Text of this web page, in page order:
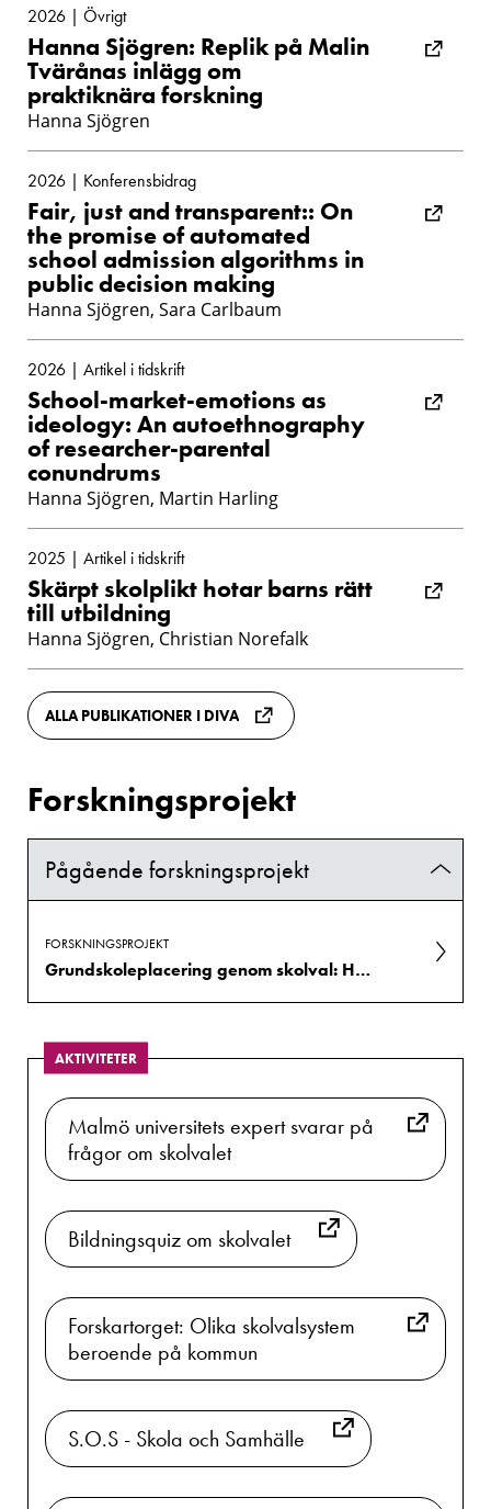
2026 | Övrigt
Hanna Sjögren: Replik på Malin
Tvärånas inlägg om
praktiknära forskning
Hanna Sjögren
2026 | Konferensbidrag
Fair, just and transparent:: On
the promise of automated
school admission algorithms in
public decision making
Hanna Sjögren, Sara Carlbaum
2026 | Artikel i tidskrift
School-market-emotions as
ideology: An autoethnography
of researcher-parental
conundrums
Hanna Sjögren, Martin Harling
2025 | Artikel i tidskrift
Skärpt skolplikt hotar barns rätt
till utbildning
Hanna Sjögren, Christian Norefalk
ALLA PUBLIKATIONER I DIVA
Forskningsprojekt
Pågående forskningsprojekt
FORSKNINGSPROJEKT
Grundskoleplacering genom skolval: Hur kommunala tjänstemän organiserar för valfrihet och lika möjligheter
AKTIVITETER
Malmö universitets expert svarar på
frågor om skolvalet
Bildningsquiz om skolvalet
Forskartorget: Olika skolvalsystem
beroende på kommun
S.O.S - Skola och Samhälle